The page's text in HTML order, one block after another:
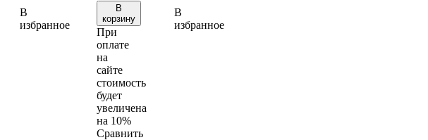
В
избранное
В
корзину
При
оплате
на
сайте
стоимость
будет
увеличена
на 10%
Сравнить
В
избранное